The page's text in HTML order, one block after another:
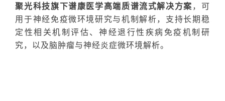
聚光科技旗下谱康医学高端质谱流式解决方案， 可
用于神经免疫微环境研究与机制解析，支持长期稳
定性相关机制评估、神经退行性疾病免疫机制研
究，以及脑肿瘤与神经炎症微环境解析。